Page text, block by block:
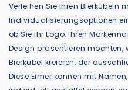
Verleihen Sie Ihren Bierkübeln
Individualisierungsoptionen
ob Sie Ihr Logo, Ihren
Design präsentieren möchten,
Bierkübel kreieren, der
Diese Eimer können mit